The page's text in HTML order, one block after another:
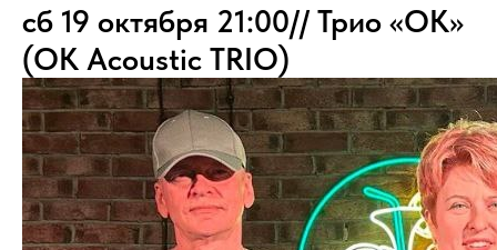
сб 19 октября 21:00// Трио «ОК»
(ОК Acoustic TRIO)